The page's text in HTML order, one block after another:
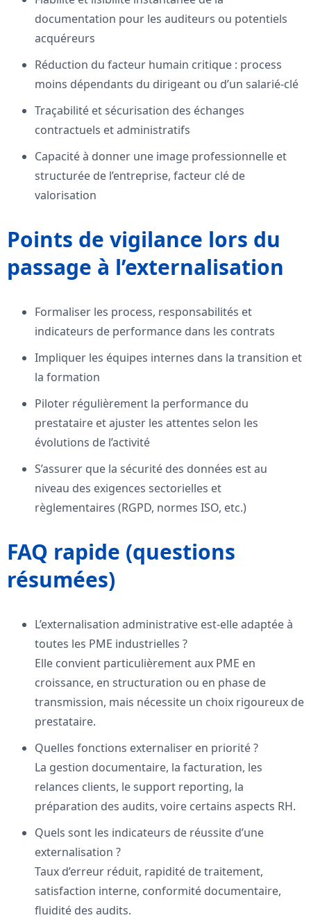
documentation pour les auditeurs ou potentiels
acquéreurs
Réduction du facteur humain critique : process
moins dépendants du dirigeant ou d’un salarié-clé
Traçabilité et sécurisation des échanges
contractuels et administratifs
Capacité à donner une image professionnelle et
structurée de l’entreprise, facteur clé de
valorisation
Points de vigilance lors du
passage à l’externalisation
Formaliser les process, responsabilités et
indicateurs de performance dans les contrats
Impliquer les équipes internes dans la transition et
la formation
Piloter régulièrement la performance du
prestataire et ajuster les attentes selon les
évolutions de l’activité
S’assurer que la sécurité des données est au
niveau des exigences sectorielles et
règlementaires (RGPD, normes ISO, etc.)
FAQ rapide (questions
résumées)
L’externalisation administrative est-elle adaptée à
toutes les PME industrielles ?
Elle convient particulièrement aux PME en
croissance, en structuration ou en phase de
transmission, mais nécessite un choix rigoureux de
prestataire.
Quelles fonctions externaliser en priorité ?
La gestion documentaire, la facturation, les
relances clients, le support reporting, la
préparation des audits, voire certains aspects RH.
Quels sont les indicateurs de réussite d’une
externalisation ?
Taux d’erreur réduit, rapidité de traitement,
satisfaction interne, conformité documentaire,
fluidité des audits.